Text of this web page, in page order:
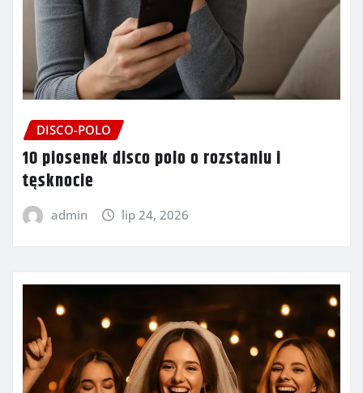
DISCO-POLO
10 piosenek disco polo o rozstaniu i
tęsknocie
admin lip 24, 2026